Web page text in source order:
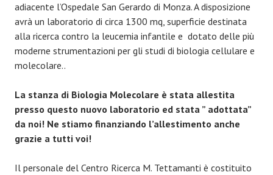
adiacente l’Ospedale San Gerardo di Monza. A disposizione
avrà un laboratorio di circa 1300 mq, superficie destinata
alla ricerca contro la leucemia infantile e dotato delle più
moderne strumentazioni per gli studi di biologia cellulare e
molecolare..
La stanza di Biologia Molecolare è stata allestita
presso questo nuovo laboratorio ed stata ” adottata”
da noi! Ne stiamo finanziando l’allestimento anche
grazie a tutti voi!
Il personale del Centro Ricerca M. Tettamanti è costituito